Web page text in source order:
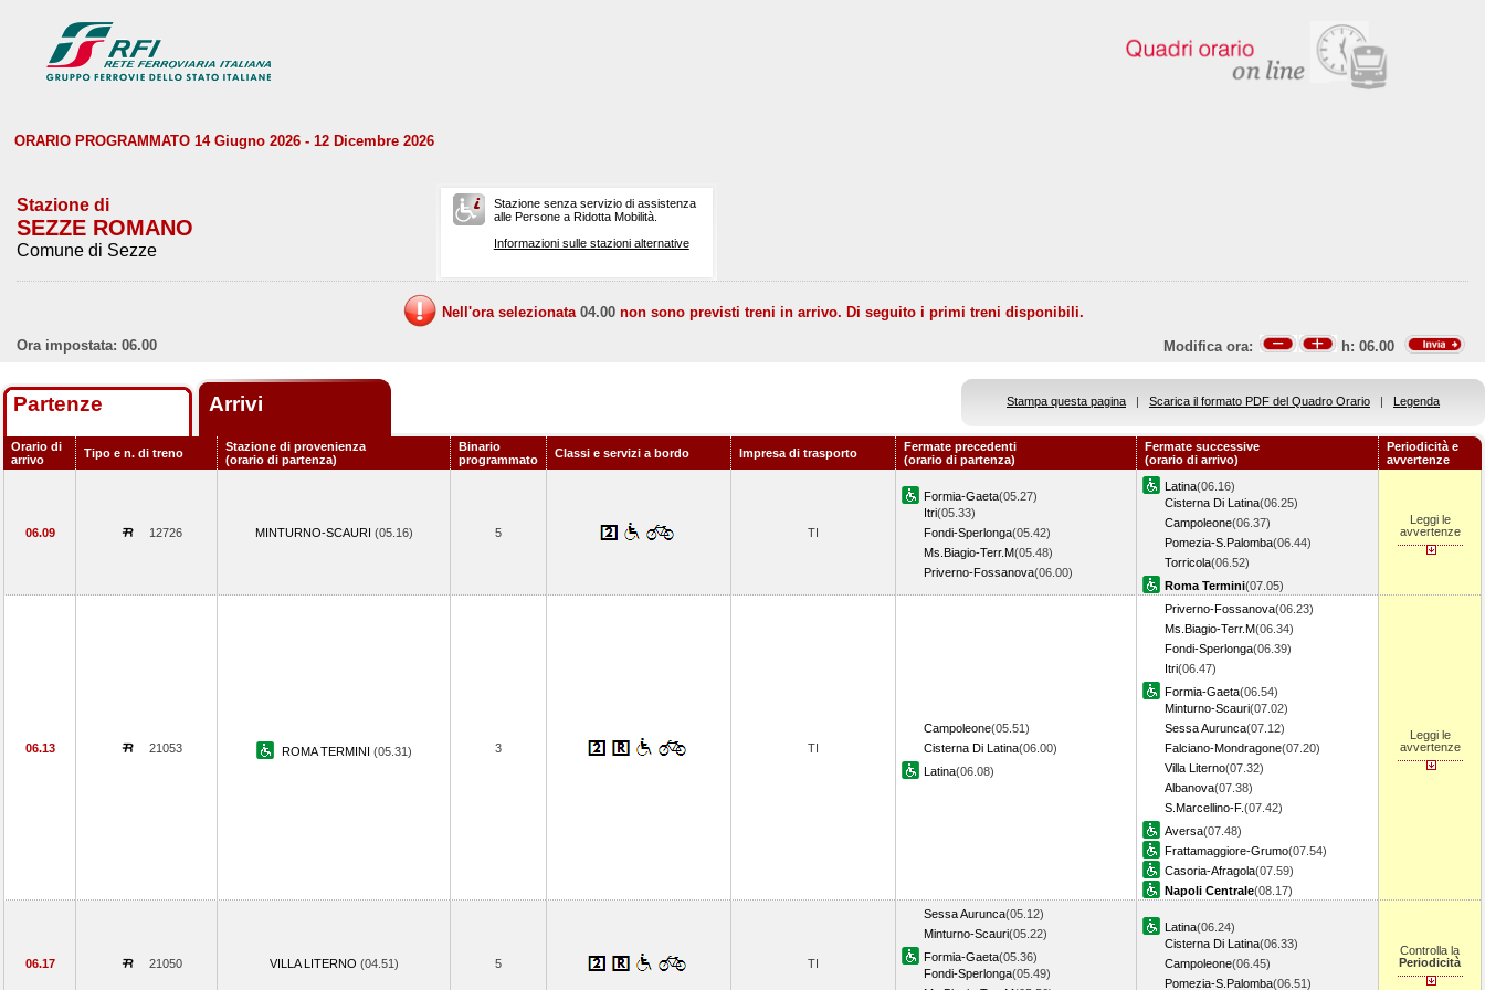
ORARIO PROGRAMMATO 14 Giugno 2026 - 12 Dicembre 2026
Stazione di
SEZZE ROMANO
Comune di Sezze
Stazione senza servizio di assistenza
alle Persone a Ridotta Mobilità.
Informazioni sulle stazioni alternative
Nell'ora selezionata 04.00 non sono previsti treni in arrivo. Di seguito i primi treni disponibili.
Ora impostata: 06.00
Modifica ora: h: 06.00
Partenze Arrivi Stampa questa pagina | Scarica il formato PDF del Quadro Orario | Legenda
Orario di
arrivo
Tipo e n. di treno
Stazione di provenienza
(orario di partenza)
Binario
programmato
Classi e servizi a bordo Impresa di trasporto
Fermate precedenti
(orario di partenza)
Fermate successive
(orario di arrivo)
Periodicità e
avvertenze
06.09 12726 MINTURNO-SCAURI (05.16) 5 TI
Formia-Gaeta(05.27)
Itri(05.33)
Fondi-Sperlonga(05.42)
Ms.Biagio-Terr.M(05.48)
Priverno-Fossanova(06.00)
Latina(06.16)
Cisterna Di Latina(06.25)
Campoleone(06.37)
Pomezia-S.Palomba(06.44)
Torricola(06.52)
Roma Termini(07.05)
Leggi le
avvertenze
06.13 21053 ROMA TERMINI (05.31) 3 TI
Campoleone(05.51)
Cisterna Di Latina(06.00)
Latina(06.08)
Priverno-Fossanova(06.23)
Ms.Biagio-Terr.M(06.34)
Fondi-Sperlonga(06.39)
Itri(06.47)
Formia-Gaeta(06.54)
Minturno-Scauri(07.02)
Sessa Aurunca(07.12)
Falciano-Mondragone(07.20)
Villa Literno(07.32)
Albanova(07.38)
S.Marcellino-F.(07.42)
Aversa(07.48)
Frattamaggiore-Grumo(07.54)
Casoria-Afragola(07.59)
Napoli Centrale(08.17)
Leggi le
avvertenze
06.17 21050 VILLA LITERNO (04.51) 5 TI
Sessa Aurunca(05.12)
Minturno-Scauri(05.22)
Formia-Gaeta(05.36)
Fondi-Sperlonga(05.49)
Latina(06.24)
Cisterna Di Latina(06.33)
Campoleone(06.45)
Pomezia-S.Palomba(06.51)
Controlla la
Periodicità